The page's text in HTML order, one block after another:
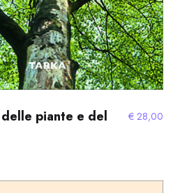
piante e del
€ 28,00